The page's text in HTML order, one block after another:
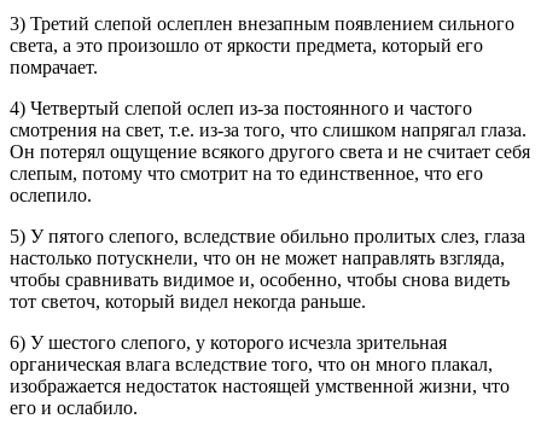
3) Третий слепой ослеплен внезапным появлением сильного
света, а это произошло от яркости предмета, который его
помрачает.
4) Четвертый слепой ослеп из-за постоянного и частого
смотрения на свет, т.е. из-за того, что слишком напрягал глаза.
Он потерял ощущение всякого другого света и не считает себя
слепым, потому что смотрит на то единственное, что его
ослепило.
5) У пятого слепого, вследствие обильно пролитых слез, глаза
настолько потускнели, что он не может направлять взгляда,
чтобы сравнивать видимое и, особенно, чтобы снова видеть
тот светоч, который видел некогда раньше.
6) У шестого слепого, у которого исчезла зрительная
органическая влага вследствие того, что он много плакал,
изображается недостаток настоящей умственной жизни, что
его и ослабило.